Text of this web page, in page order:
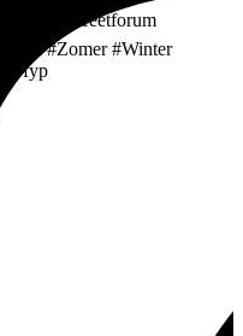
#Streetforum
#Zomer #Winter
#fyp